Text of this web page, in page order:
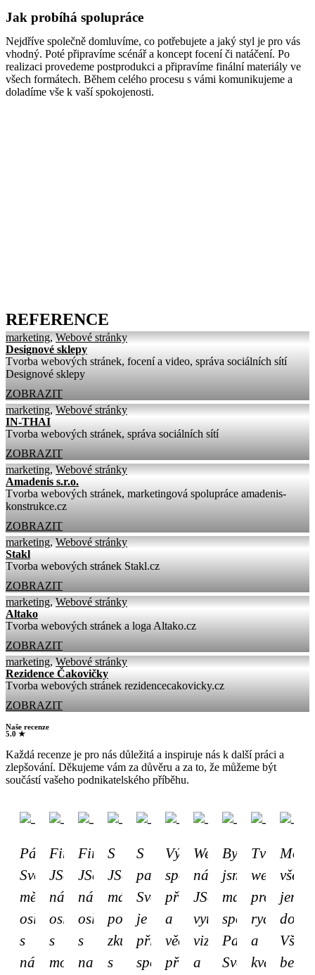
Jak probíhá spolupráce
Nejdříve společně domluvíme, co potřebujete a jaký styl je pro vás
vhodný. Poté připravíme scénář a koncept focení či natáčení. Po
realizaci provedeme postprodukci a připravíme finální materiály ve
všech formátech. Během celého procesu s vámi komunikujeme a
doladíme vše k vaší spokojenosti.
REFERENCE
marketing,Webové stránky
Designové sklepy
Tvorba webových stránek, focení a video, správa sociálních sítí
Designové sklepy
ZOBRAZIT
marketing,Webové stránky
IN-THAI
Tvorba webových stránek, správa sociálních sítí
ZOBRAZIT
marketing,Webové stránky
Amadenis s.r.o.
Tvorba webových stránek, marketingová spolupráce amadenis-
konstrukce.cz
ZOBRAZIT
marketing,Webové stránky
Stakl
Tvorba webových stránek Stakl.cz
ZOBRAZIT
marketing,Webové stránky
Altako
Tvorba webových stránek a loga Altako.cz
ZOBRAZIT
marketing,Webové stránky
Rezidence Čakovičky
Tvorba webových stránek rezidencecakovicky.cz
ZOBRAZIT
Naše recenze
5.0 ★
Každá recenze je pro nás důležitá a inspiruje nás k další práci a
zlepšování. Děkujeme vám za důvěru a za to, že můžeme být
součástí vašeho podnikatelského příběhu.
Pán
Svoboda
mě
oslovil
s
návrhem
Firma
JSdigital
nás
oslovila
s
modernizaci
Firma
JSdgital
nás
oslovila
s
nabídkou
S
JSdigital
máme
pozitivní
zkušenost
s
S
panem
Svobodou
je
příjemná
spolupráce,
Výborná
spolupráce,
příjemný
a
věcný
přístup
Webovky
nám
JSdigital
vytvořil
vizuálně
a
Byli
jsme
maximalne
spokojeni.
Pan
Svoboda
Tvorba
webu
proběhla
rychle
a
kvalitně
Mohu
všem
jen
Vše
bez